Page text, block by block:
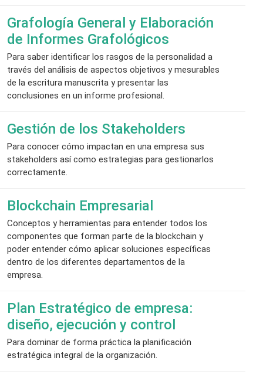
Grafología General y Elaboración
de Informes Grafológicos
Para saber identificar los rasgos de la personalidad a
través del análisis de aspectos objetivos y mesurables
de la escritura manuscrita y presentar las
conclusiones en un informe profesional.
Gestión de los Stakeholders
Para conocer cómo impactan en una empresa sus
stakeholders así como estrategias para gestionarlos
correctamente.
Blockchain Empresarial
Conceptos y herramientas para entender todos los
componentes que forman parte de la blockchain y
poder entender cómo aplicar soluciones específicas
dentro de los diferentes departamentos de la
empresa.
Plan Estratégico de empresa:
diseño, ejecución y control
Para dominar de forma práctica la planificación
estratégica integral de la organización.